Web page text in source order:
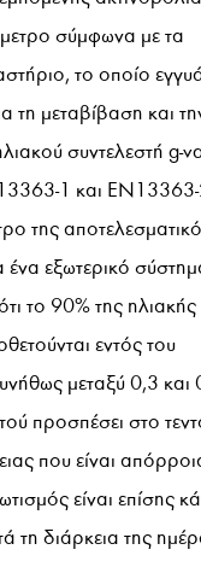
σύμφωνα με τα
το οποίο
τη μεταβίβαση και
συντελεστή g-
1 και
της
ένα εξωτερικό
το 90% της ηλιακής
εντός του
μεταξύ 0,3 και
προσπέσει στο
που είναι
είναι επίσης
τη διάρκεια της